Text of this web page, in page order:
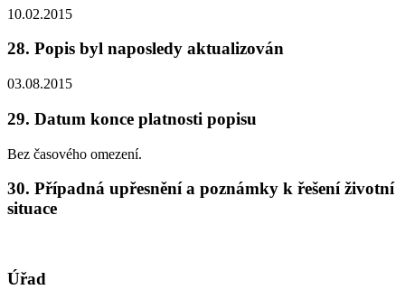
10.02.2015
28. Popis byl naposledy aktualizován
03.08.2015
29. Datum konce platnosti popisu
Bez časového omezení.
30. Případná upřesnění a poznámky k řešení životní
situace
Úřad